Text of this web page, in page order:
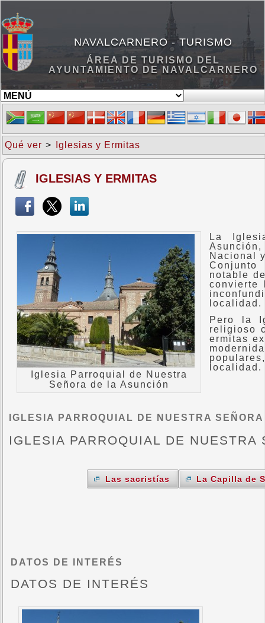
NAVALCARNERO - TURISMO
ÁREA DE TURISMO DEL
AYUNTAMIENTO DE NAVALCARNERO
Qué ver > Iglesias y Ermitas
IGLESIAS Y ERMITAS
Iglesia Parroquial de Nuestra
Señora de la Asunción
La
Nacional
notable
convierte
localidad.
Pero la
religioso
ermitas
localidad.
IGLESIA PARROQUIAL DE NUESTRA
IGLESIA PARROQUIAL DE NUESTRA
La Capilla de
Las sacristías
DATOS DE INTERÉS
DATOS DE INTERÉS